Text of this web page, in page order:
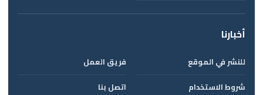
أخبارنا
للنشر في الموقع
فريق العمل
شروط الاستخدام
اتصل بنا